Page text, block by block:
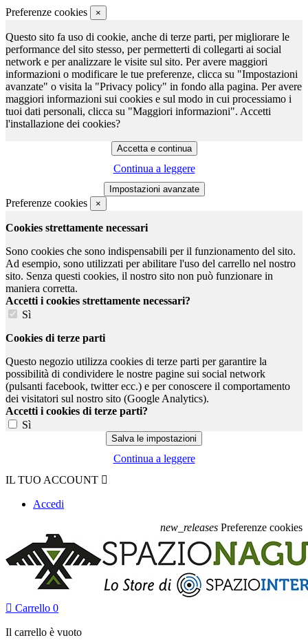
Preferenze cookies ×
Questo sito fa uso di cookie, anche di terze parti, per migliorare le
performance del sito stesso, per permetterti di collegarti ai social
network e per analizzare le visite sul sito. Per avere maggiori
informazioni o modificare le tue preferenze, clicca su "Impostazioni
avanzate" o visita la "Privacy policy" in fondo alla pagina. Per avere
maggiori informazioni sui cookies e sul modo in cui processiamo i
tuoi dati personali, clicca su "Maggiori informazioni". Accetti
l'installazione dei cookies?
Continua a leggere
Preferenze cookies ×
Cookies strettamente necessari
Sono cookies che sono indispensabili per il funzionamento del sito.
Ad esempio, sono utilizzati per abilitare l'uso del carrello nel nostro
sito. Senza questi cookies, il nostro sito non può funzionare in
maniera corretta.
Accetti i cookies strettamente necessari?
Sì
Cookies di terze parti
Questo negozio utilizza cookies di terze parti per garantire la
possibilità di condividere le nostre pagine sui social network
(pulsanti facebook, twitter ecc.) e per conoscere il comportamento
dei visitatori sul nostro sito (Google Analytics).
Accetti i cookies di terze parti?
Sì
Continua a leggere
IL TUO ACCOUNT 
Accedi
new_releases Preferenze cookies
 Carrello 0
Il carrello è vuoto